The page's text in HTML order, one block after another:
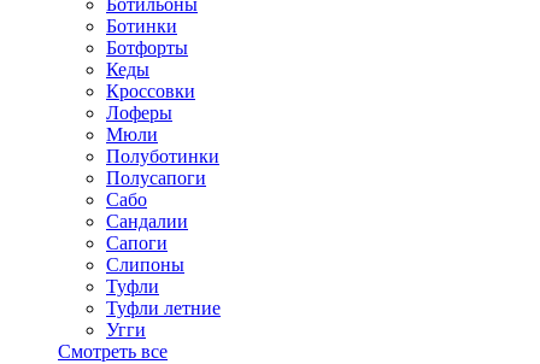
Ботильоны
Ботинки
Ботфорты
Кеды
Кроссовки
Лоферы
Мюли
Полуботинки
Полусапоги
Сабо
Сандалии
Сапоги
Слипоны
Туфли
Туфли летние
Угги
Смотреть все